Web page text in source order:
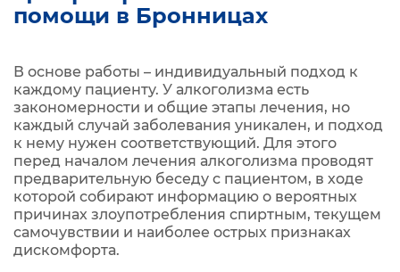
помощи в Бронницах
В основе работы – индивидуальный подход к
каждому пациенту. У алкоголизма есть
закономерности и общие этапы лечения, но
каждый случай заболевания уникален, и подход
к нему нужен соответствующий. Для этого
перед началом лечения алкоголизма проводят
предварительную беседу с пациентом, в ходе
которой собирают информацию о вероятных
причинах злоупотребления спиртным, текущем
самочувствии и наиболее острых признаках
дискомфорта.